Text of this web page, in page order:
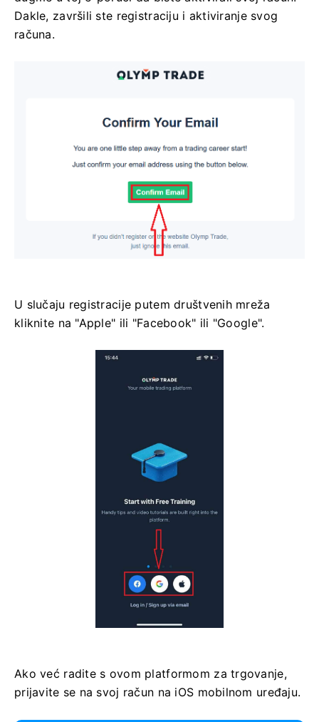
Dakle, završili ste registraciju i aktiviranje svog
računa.
U slučaju registracije putem društvenih mreža
kliknite na "Apple" ili "Facebook" ili "Google".
Ako već radite s ovom platformom za trgovanje,
prijavite se na svoj račun na iOS mobilnom uređaju.